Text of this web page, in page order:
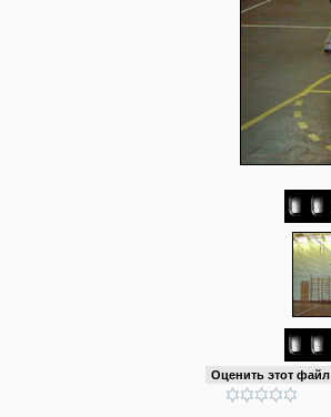
Оценить этот файл